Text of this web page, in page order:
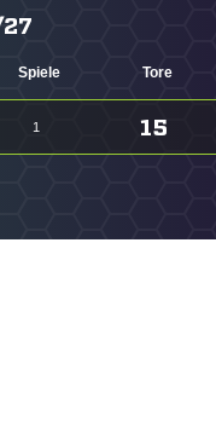
Spiele Tore
1 15